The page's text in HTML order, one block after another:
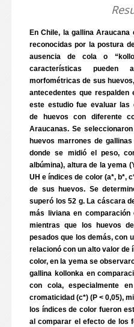
En Chile, la gallina
reconocidas por la postura
ausencia de cola o
características pueden
morfométricas de sus
antecedentes que
este estudio fue evaluar las
de huevos con diferente
Araucanas. Se
huevos marrones de
donde se midió el peso,
albúmina), altura de la yema
UH e índices de color (a*, b*,
de sus huevos. Se
superó los 52 g. La cáscara
más liviana en
mientras que los huevos
pesados que los demás, con
relacionó con un alto valor de
color, en la yema se
gallina kollonka en
con cola, especialmente
cromaticidad (c*) (P < 0,05),
los índices de color fueron
al comparar el efecto de los